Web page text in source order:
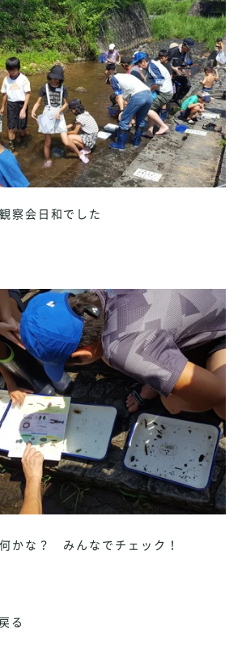
察会日和でした
かな？ みんなでチェック！
る